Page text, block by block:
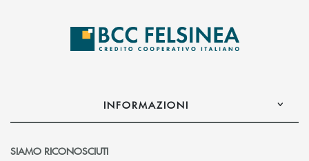
INFORMAZIONI
SIAMO RICONOSCIUTI